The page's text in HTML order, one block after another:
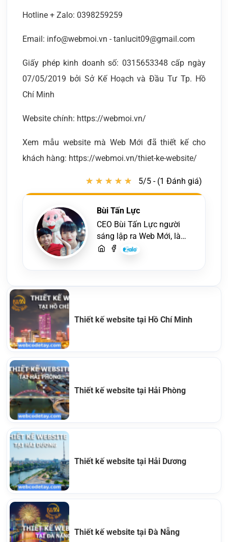
Hotline + Zalo: 0398259259
Email: info@webmoi.vn - tanlucit09@gmail.com
Giấy phép kinh doanh số: 0315653348 cấp ngày
07/05/2019 bởi Sở Kế Hoạch và Đầu Tư Tp. Hồ
Chí Minh
Website chính: https://webmoi.vn/
Xem mẫu website mà Web Mới đã thiết kế cho
khách hàng: https://webmoi.vn/thiet-ke-website/
★ ★ ★ ★ ★
★ ★ ★ ★ ★ 5/5 - (1 Đánh giá)
Bùi Tấn Lực
CEO Bùi Tấn Lực người
sáng lập ra Web Mới, là
một lập trình viên, người
Thiết kế website tại Hồ Chí Minh
Thiết kế website tại Hải Phòng
Thiết kế website tại Hải Dương
Thiết kế website tại Đà Nẵng